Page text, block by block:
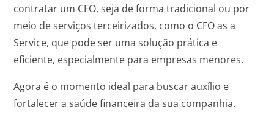
contratar um CFO, seja de forma tradicional ou por
meio de serviços terceirizados, como o CFO as a
Service, que pode ser uma solução prática e
eficiente, especialmente para empresas menores.
Agora é o momento ideal para buscar auxílio e
fortalecer a saúde financeira da sua companhia.